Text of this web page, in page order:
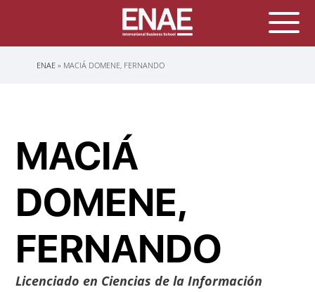
Sobrescribir
ENAE MACIÁ DOMENE, FERNANDO
MACIÁ
DOMENE,
FERNANDO
Licenciado en Ciencias de la Información